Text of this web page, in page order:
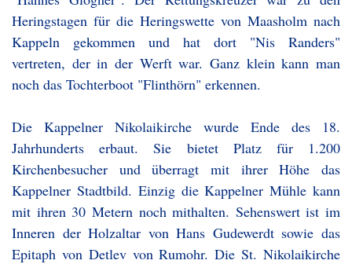
Heringstagen für die Heringswette von Maasholm nach
Kappeln gekommen und hat dort "Nis Randers"
vertreten, der in der Werft war. Ganz klein kann man
noch das Tochterboot "Flinthörn" erkennen.
Die Kappelner Nikolaikirche wurde Ende des 18.
Jahrhunderts erbaut. Sie bietet Platz für 1.200
Kirchenbesucher und überragt mit ihrer Höhe das
Kappelner Stadtbild. Einzig die Kappelner Mühle kann
mit ihren 30 Metern noch mithalten. Sehenswert ist im
Inneren der Holzaltar von Hans Gudewerdt sowie das
Epitaph von Detlev von Rumohr. Die St. Nikolaikirche